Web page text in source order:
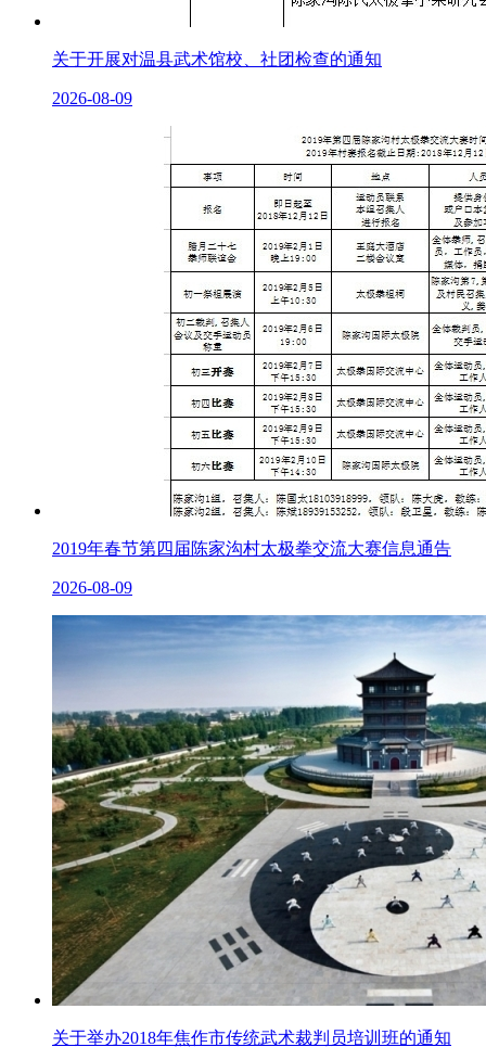
关于开展对温县武术馆校、社团检查的通知
2026-08-09
2019年春节第四届陈家沟村太极拳交流大赛信息通告
2026-08-09
关于举办2018年焦作市传统武术裁判员培训班的通知